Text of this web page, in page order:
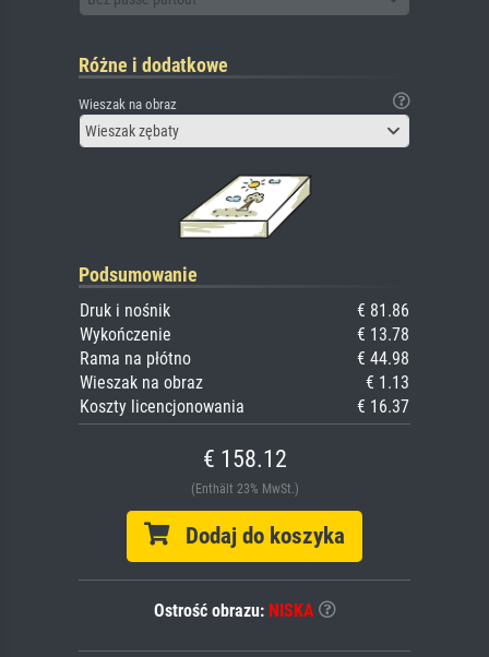
Różne i dodatkowe
Wieszak na obraz
Wieszak zębaty
Podsumowanie
Druk i nośnik
€ 81.86
Wykończenie
€ 13.78
Rama na płótno
€ 44.98
Wieszak na obraz
€ 1.13
Koszty licencjonowania
€ 16.37
€ 158.12
(Enthält 23% MwSt.)
Dodaj do koszyka
Ostrość obrazu: NISKA